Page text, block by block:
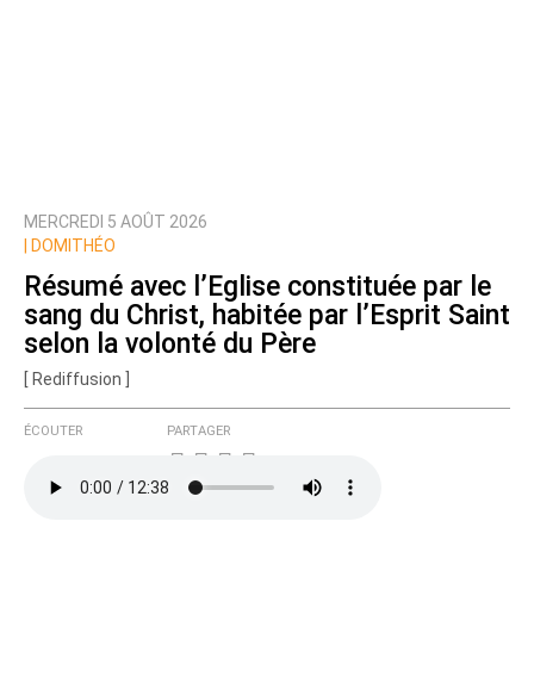
MERCREDI 5 AOÛT 2026
DOMITHÉO
Résumé avec l’Eglise constituée par le
sang du Christ, habitée par l’Esprit Saint
selon la volonté du Père
[ Rediffusion ]
ÉCOUTER PARTAGER